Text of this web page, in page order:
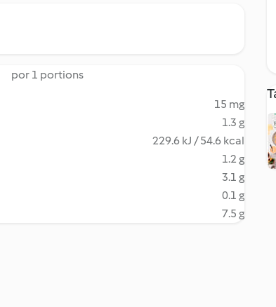
por 1 portions
15 mg
1.3 g
229.6 kJ / 54.6 kcal
1.2 g
3.1 g
0.1 g
7.5 g